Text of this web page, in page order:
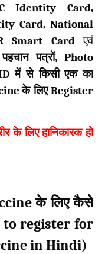
Identity Card,
Card, National
Smart Card
एवं
पत्रों, Photo
IDमें से किसी एक का
के लिएRegister
के लिए हानिकारक हो
के लिए कैसे
to register for
in Hindi)